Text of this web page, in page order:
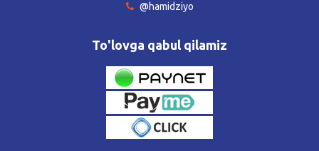
@hamidziyo
To'lovga qabul qilamiz